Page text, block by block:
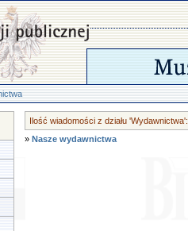
Ilość wiadomości z działu 'Wydawnictwa':
» Nasze wydawnictwa